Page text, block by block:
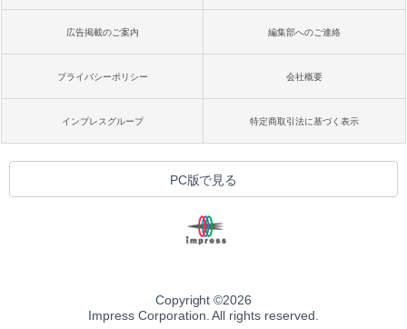
広告掲載のご案内 編集部へのご連絡
プライバシーポリシー 会社概要
インプレスグループ 特定商取引法に基づく表示
PC版で見る
Copyright ©2026
Impress Corporation. All rights reserved.